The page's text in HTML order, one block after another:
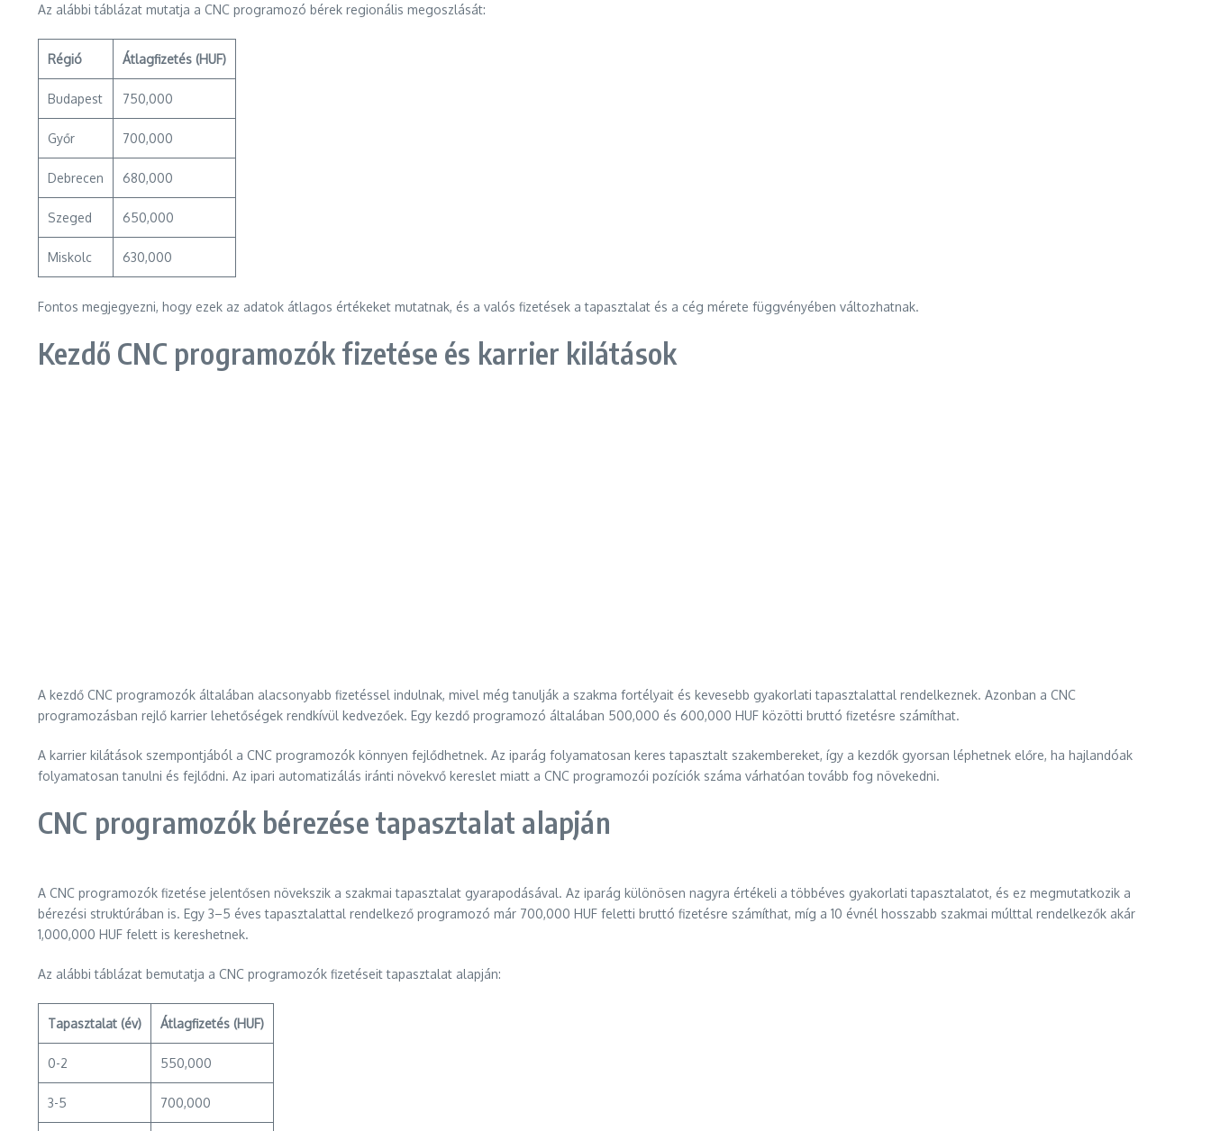
Az alábbi táblázat mutatja a CNC programozó bérek regionális megoszlását:
Régió Átlagfizetés (HUF)
Budapest 750,000
Győr 700,000
Debrecen 680,000
Szeged 650,000
Miskolc 630,000
Fontos megjegyezni, hogy ezek az adatok átlagos értékeket mutatnak, és a valós fizetések a tapasztalat és a cég mérete függvényében változhatnak.
Kezdő CNC programozók fizetése és karrier kilátások
A kezdő CNC programozók általában alacsonyabb fizetéssel indulnak, mivel még tanulják a szakma fortélyait és kevesebb gyakorlati tapasztalattal rendelkeznek. Azonban a CNC
programozásban rejlő karrier lehetőségek rendkívül kedvezőek. Egy kezdő programozó általában 500,000 és 600,000 HUF közötti bruttó fizetésre számíthat.
A karrier kilátások szempontjából a CNC programozók könnyen fejlődhetnek. Az iparág folyamatosan keres tapasztalt szakembereket, így a kezdők gyorsan léphetnek előre, ha hajlandóak
folyamatosan tanulni és fejlődni. Az ipari automatizálás iránti növekvő kereslet miatt a CNC programozói pozíciók száma várhatóan tovább fog növekedni.
CNC programozók bérezése tapasztalat alapján
A CNC programozók fizetése jelentősen növekszik a szakmai tapasztalat gyarapodásával. Az iparág különösen nagyra értékeli a többéves gyakorlati tapasztalatot, és ez megmutatkozik a
bérezési struktúrában is. Egy 3–5 éves tapasztalattal rendelkező programozó már 700,000 HUF feletti bruttó fizetésre számíthat, míg a 10 évnél hosszabb szakmai múlttal rendelkezők akár
1,000,000 HUF felett is kereshetnek.
Az alábbi táblázat bemutatja a CNC programozók fizetéseit tapasztalat alapján:
Tapasztalat (év) Átlagfizetés (HUF)
0-2 550,000
3-5 700,000